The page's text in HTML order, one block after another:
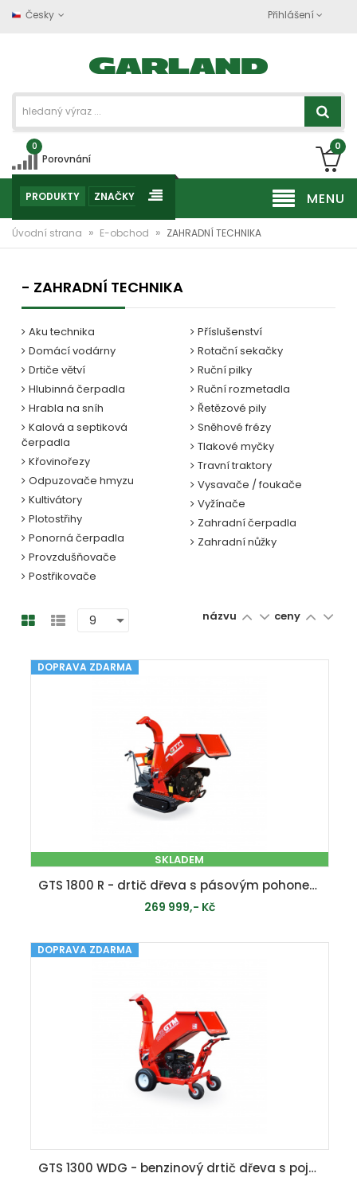
Česky Přihlášení
0
Porovnání
0
MENU
PRODUKTY ZNAČKY
Úvodní strana » E-obchod » ZAHRADNÍ TECHNIKA
- ZAHRADNÍ TECHNIKA
Aku technika
Domácí vodárny
Drtiče větví
Hlubinná čerpadla
Hrabla na sníh
Kalová a septiková
čerpadla
Křovinořezy
Odpuzovače hmyzu
Kultivátory
Plotostřihy
Ponorná čerpadla
Provzdušňovače
Postřikovače
Příslušenství
Rotační sekačky
Ruční pilky
Ruční rozmetadla
Řetězové pily
Sněhové frézy
Tlakové myčky
Travní traktory
Vysavače / foukače
Vyžínače
Zahradní čerpadla
Zahradní nůžky
názvu ceny
DOPRAVA ZDARMA
SKLADEM
GTS 1800 R - drtič dřeva s pásovým pohonem
269 999,- Kč
DOPRAVA ZDARMA
GTS 1300 WDG - benzinový drtič dřeva s pojezdem